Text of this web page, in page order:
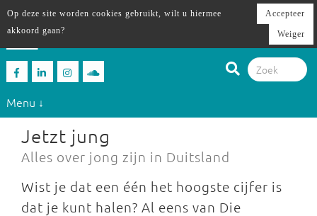
Menu ↓
Jetzt jung
Alles over jong zijn in Duitsland
Wist je dat een één het hoogste cijfer is
dat je kunt halen? Al eens van Die
Op deze site worden cookies gebruikt, wilt u hiermee
akkoord gaan?
Accepteer
Weiger